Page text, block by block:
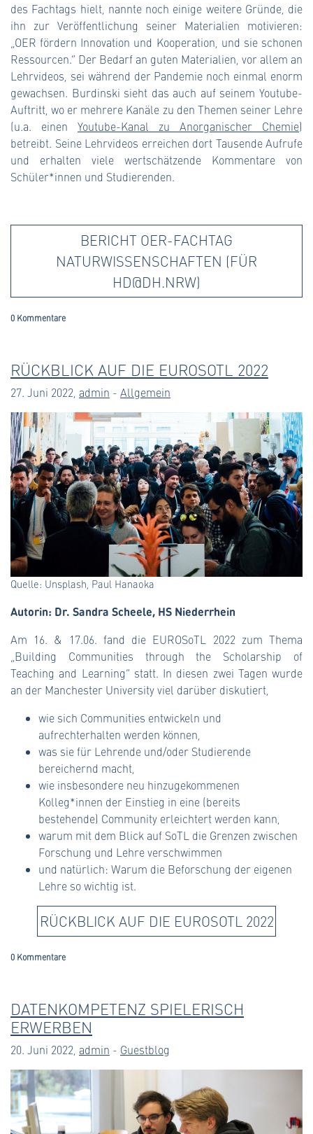
des Fachtags hielt, nannte noch einige weitere Gründe, die
ihn zur Veröffentlichung seiner Materialien motivieren:
„OER fördern Innovation und Kooperation, und sie schonen
Ressourcen.“ Der Bedarf an guten Materialien, vor allem an
Lehrvideos, sei während der Pandemie noch einmal enorm
gewachsen. Burdinski sieht das auch auf seinem Youtube-
Auftritt, wo er mehrere Kanäle zu den Themen seiner Lehre
(u.a. einen Youtube-Kanal zu Anorganischer Chemie)
betreibt. Seine Lehrvideos erreichen dort Tausende Aufrufe
und erhalten viele wertschätzende Kommentare von
Schüler*innen und Studierenden.
BERICHT OER-FACHTAG
NATURWISSENSCHAFTEN (FÜR
HD@DH.NRW)
0 Kommentare
RÜCKBLICK AUF DIE EUROSOTL 2022
27. Juni 2022, admin - Allgemein
Quelle: Unsplash, Paul Hanaoka
Autorin: Dr. Sandra Scheele, HS Niederrhein
Am 16. & 17.06. fand die EUROSoTL 2022 zum Thema
„Building Communities through the Scholarship of
Teaching and Learning“ statt. In diesen zwei Tagen wurde
an der Manchester University viel darüber diskutiert,
wie sich Communities entwickeln und
aufrechterhalten werden können,
was sie für Lehrende und/oder Studierende
bereichernd macht,
wie insbesondere neu hinzugekommenen
Kolleg*innen der Einstieg in eine (bereits
bestehende) Community erleichtert werden kann,
warum mit dem Blick auf SoTL die Grenzen zwischen
Forschung und Lehre verschwimmen
und natürlich: Warum die Beforschung der eigenen
Lehre so wichtig ist.
RÜCKBLICK AUF DIE EUROSOTL 2022
0 Kommentare
DATENKOMPETENZ SPIELERISCH
ERWERBEN
20. Juni 2022, admin - Guestblog